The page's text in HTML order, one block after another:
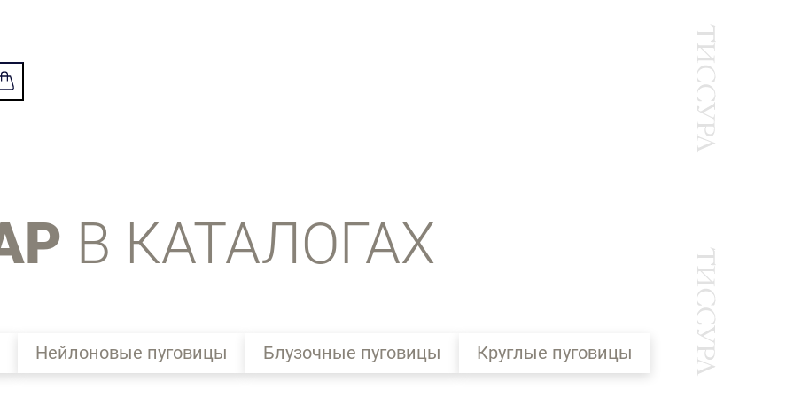
В КАТАЛОГАХ
Нейлоновые пуговицы Блузочные пуговицы Круглые пуговицы